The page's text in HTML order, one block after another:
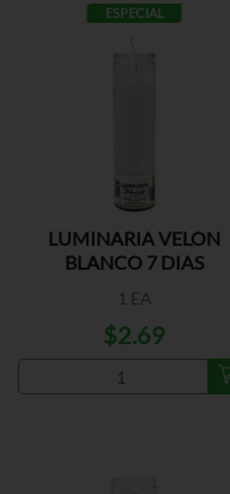
ESPECIAL
LUMINARIA VELON
BLANCO 7 DIAS
1 EA
$2.69